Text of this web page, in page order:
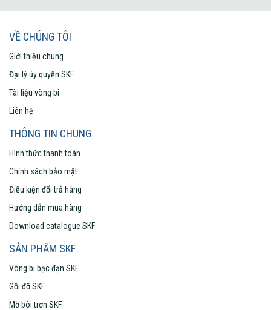
VỀ CHÚNG TÔI
Giới thiệu chung
Đại lý ủy quyền SKF
Tài liệu vòng bi
Liên hệ
THÔNG TIN CHUNG
Hình thức thanh toán
Chính sách bảo mật
Điều kiện đổi trả hàng
Hướng dẫn mua hàng
Download catalogue SKF
SẢN PHẨM SKF
Vòng bi bạc đạn SKF
Gối đỡ SKF
Mỡ bôi trơn SKF